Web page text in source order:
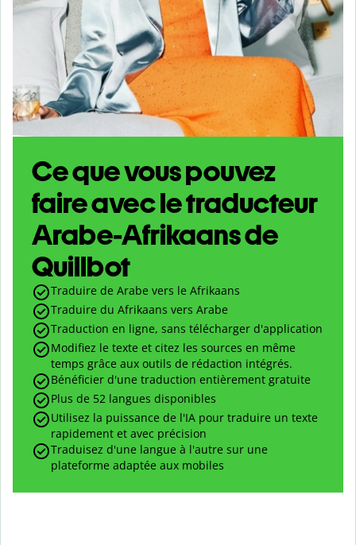
Ce que vous pouvez
faire avec le traducteur
Arabe-Afrikaans de
Quillbot
Traduire de Arabe vers le Afrikaans
Traduire du Afrikaans vers Arabe
Traduction en ligne, sans télécharger d'application
Modifiez le texte et citez les sources en même
temps grâce aux outils de rédaction intégrés.
Bénéficier d'une traduction entièrement gratuite
Plus de 52 langues disponibles
Utilisez la puissance de l'IA pour traduire un texte
rapidement et avec précision
Traduisez d'une langue à l'autre sur une
plateforme adaptée aux mobiles